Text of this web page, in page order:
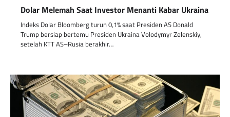
Dolar Melemah Saat Investor Menanti Kabar Ukraina
Indeks Dolar Bloomberg turun 0,1% saat Presiden AS Donald
Trump bersiap bertemu Presiden Ukraina Volodymyr Zelenskiy,
setelah KTT AS–Rusia berakhir…